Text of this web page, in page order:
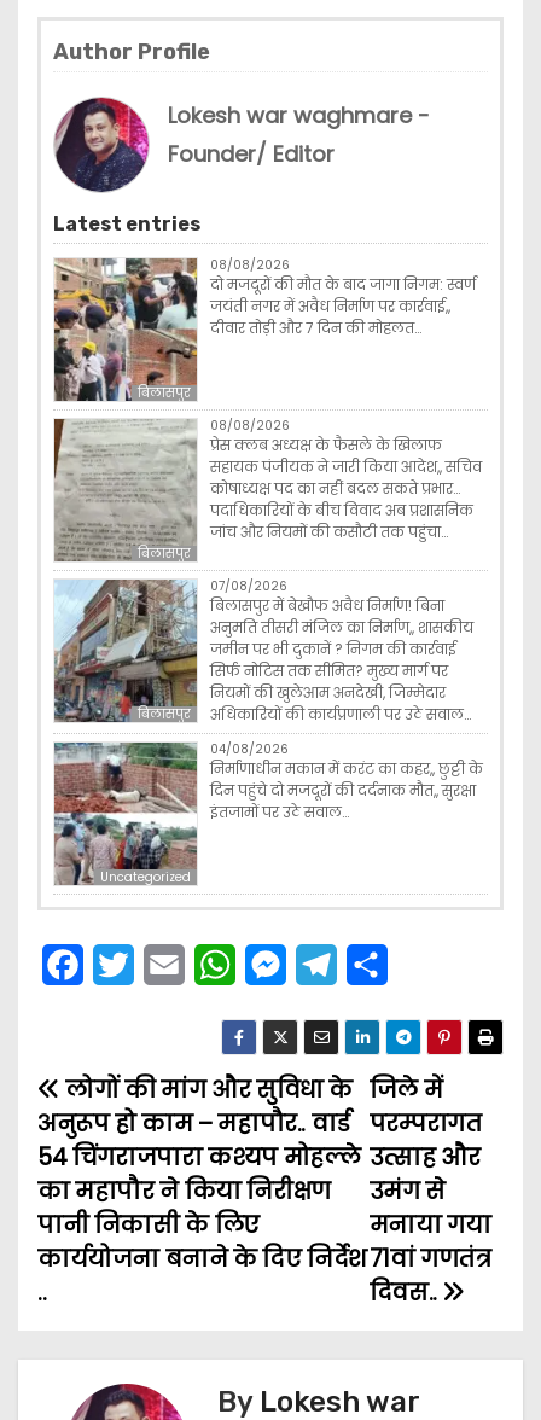
Author Profile
Lokesh war waghmare -
Founder/ Editor
Latest entries
बिलासपुर
08/08/2026
दो मजदूरों की मौत के बाद जागा निगम: स्वर्ण
जयंती नगर में अवैध निर्माण पर कार्रवाई,,
दीवार तोड़ी और 7 दिन की मोहलत…
बिलासपुर
08/08/2026
प्रेस क्लब अध्यक्ष के फैसले के खिलाफ
सहायक पंजीयक ने जारी किया आदेश,, सचिव
कोषाध्यक्ष पद का नहीं बदल सकते प्रभार…
पदाधिकारियों के बीच विवाद अब प्रशासनिक
जांच और नियमों की कसौटी तक पहुंचा…
बिलासपुर
07/08/2026
बिलासपुर में बेखौफ अवैध निर्माण! बिना
अनुमति तीसरी मंजिल का निर्माण,, शासकीय
जमीन पर भी दुकानें ? निगम की कार्रवाई
सिर्फ नोटिस तक सीमित? मुख्य मार्ग पर
नियमों की खुलेआम अनदेखी, जिम्मेदार
अधिकारियों की कार्यप्रणाली पर उठे सवाल…
Uncategorized
04/08/2026
निर्माणाधीन मकान में करंट का कहर,, छुट्टी के
दिन पहुंचे दो मजदूरों की दर्दनाक मौत,, सुरक्षा
इंतजामों पर उठे सवाल…
e
b
o
o
k
t
e
r
i
l
W
a
t
s
A
p
p
M
s
s
e
n
e
l
e
g
r
m
a
r
e
P
o
s
t
n
a
जिले में
परम्परागत
उत्साह और
उमंग से
मनाया गया
71वां गणतंत्र
दिवस..
लोगों की मांग और सुविधा के
अनुरूप हो काम – महापौर.. वार्ड
54 चिंगराजपारा कश्यप मोहल्ले
का महापौर ने किया निरीक्षण
पानी निकासी के लिए
कार्ययोजना बनाने के दिए निर्देश
..
By Lokesh war